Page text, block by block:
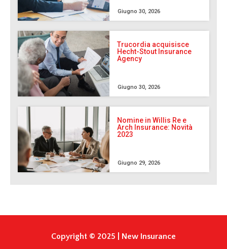
Giugno 30, 2026
Trucordia acquisisce
Hecht-Stout Insurance
Agency
Giugno 30, 2026
Nomine in Willis Re e
Arch Insurance: Novità
2023
Giugno 29, 2026
Copyright © 2025 | New Insurance